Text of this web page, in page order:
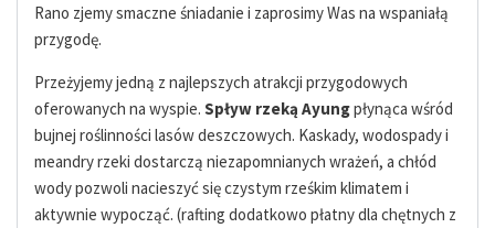
Rano zjemy smaczne śniadanie i zaprosimy Was na wspaniałą
przygodę.
Przeżyjemy jedną z najlepszych atrakcji przygodowych
oferowanych na wyspie. Spływ rzeką Ayungpłynąca wśród
bujnej roślinności lasów deszczowych. Kaskady, wodospady i
meandry rzeki dostarczą niezapomnianych wrażeń, a chłód
wody pozwoli nacieszyć się czystym rześkim klimatem i
aktywnie wypocząć. (rafting dodatkowo płatny dla chętnych z